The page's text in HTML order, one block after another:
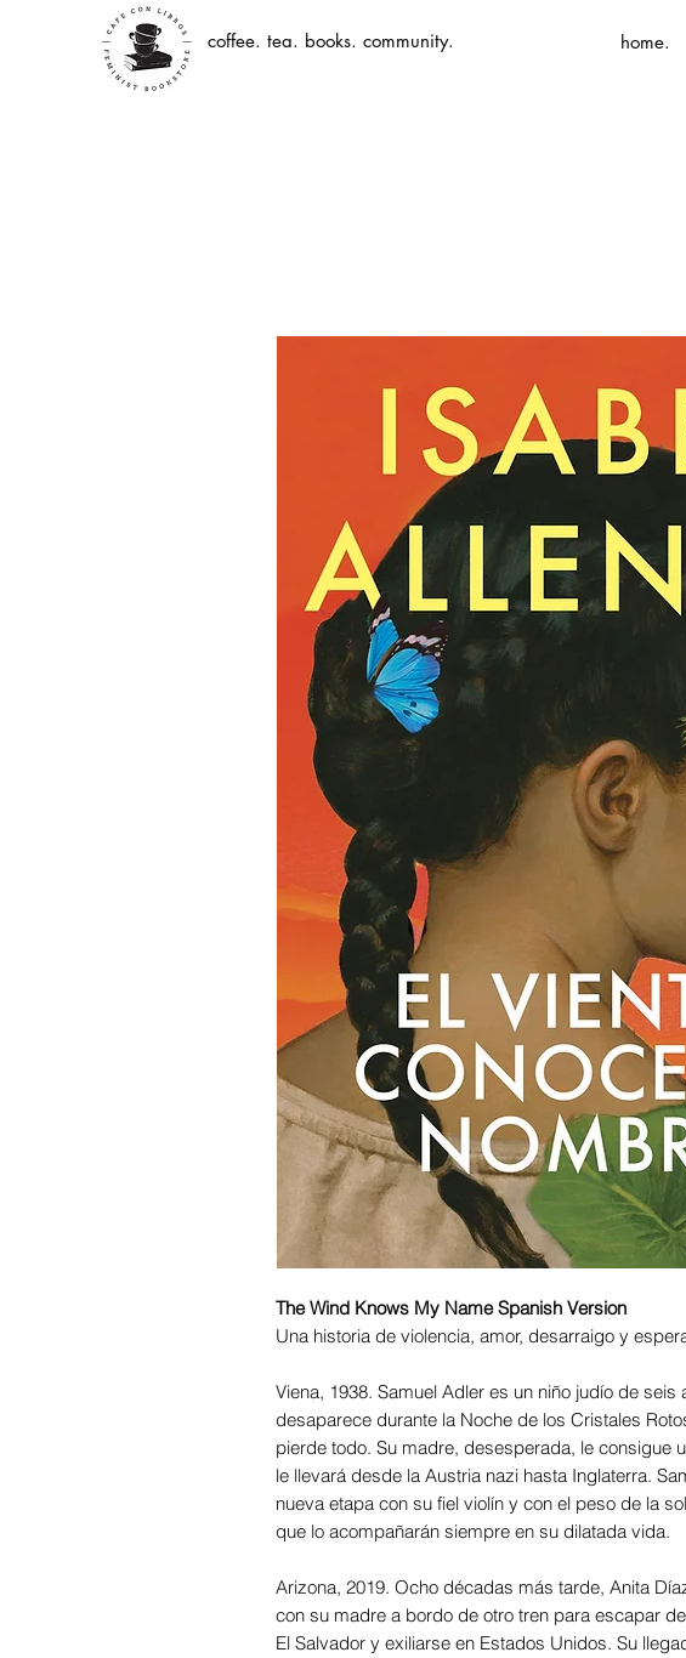
coffee. tea. books. community. home.
The Wind Knows My Name Spanish Version
Una historia de violencia, amor, desarraigo y
Viena, 1938. Samuel Adler es un niño judío de seis
desaparece durante la Noche de los Cristales
pierde todo. Su madre, desesperada, le consigue
le llevará desde la Austria nazi hasta Inglaterra.
nueva etapa con su fiel violín y con el peso de la
que lo acompañarán siempre en su dilatada vida.
Arizona, 2019. Ocho décadas más tarde, Anita
con su madre a bordo de otro tren para escapar
El Salvador y exiliarse en Estados Unidos. Su